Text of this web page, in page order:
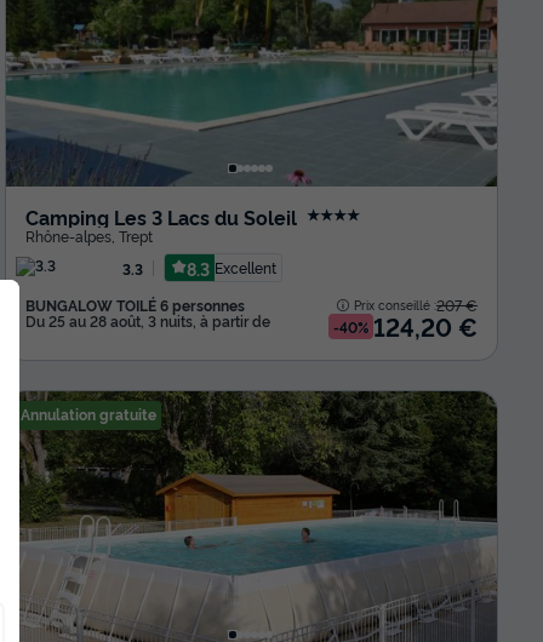
Camping Les 3 Lacs du Soleil ★★★★
Rhône-alpes, Trept
3.3
8.3 Excellent
BUNGALOW TOILÉ 6 personnes
Du 25 au 28 août, 3 nuits, à partir de
Prix conseillé :207 €
-40% 124,20 €
Annulation gratuite